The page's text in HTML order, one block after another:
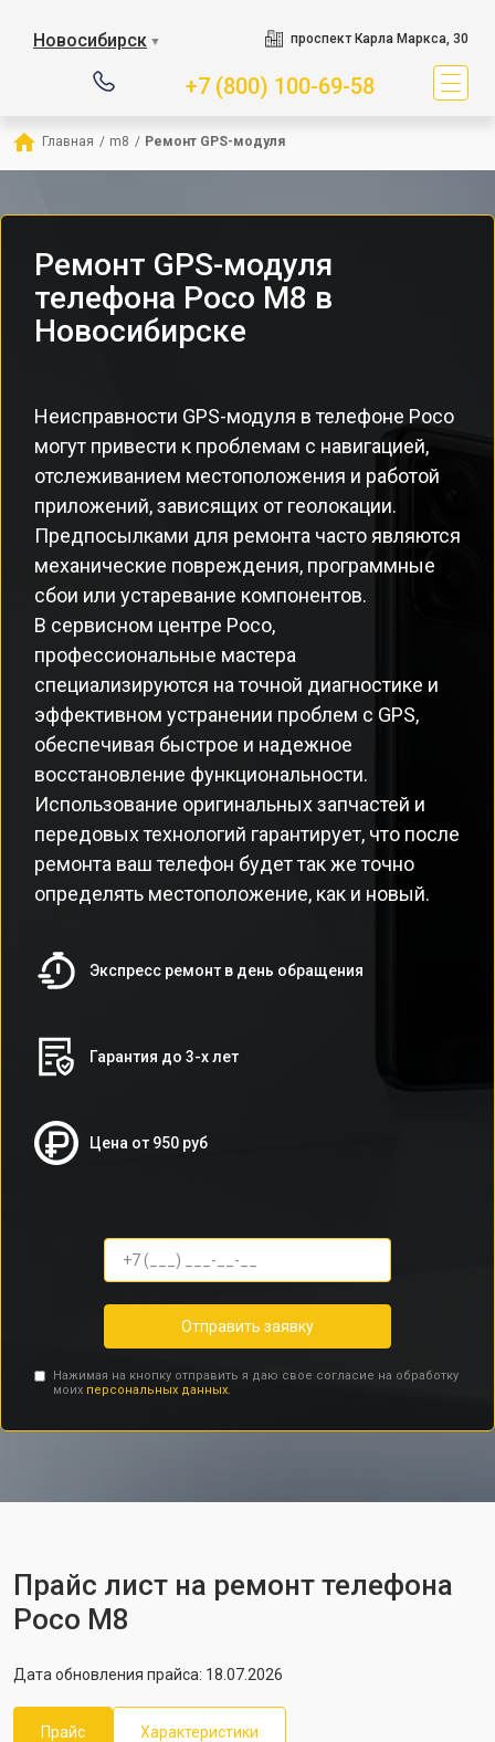
Новосибирск ▼ проспект Карла Маркса, 30
+7 (800) 100-69-58
Главная / m8 / Ремонт GPS-модуля
Ремонт GPS-модуля
телефона Poco M8 в
Новосибирске
Неисправности GPS-модуля в телефоне Poco
могут привести к проблемам с навигацией,
отслеживанием местоположения и работой
приложений, зависящих от геолокации.
Предпосылками для ремонта часто являются
механические повреждения, программные
сбои или устаревание компонентов.
В сервисном центре Poco,
профессиональные мастера
специализируются на точной диагностике и
эффективном устранении проблем с GPS,
обеспечивая быстрое и надежное
восстановление функциональности.
Использование оригинальных запчастей и
передовых технологий гарантирует, что после
ремонта ваш телефон будет так же точно
определять местоположение, как и новый.
Экспресс ремонт в день обращения
Гарантия до 3-х лет
Цена от 950 руб
Отправить заявку
Нажимая на кнопку отправить я даю свое согласие на обработку
моих персональных данных.
Прайс лист на ремонт телефона
Poco M8
Дата обновления прайса: 18.07.2026
Прайс Характеристики